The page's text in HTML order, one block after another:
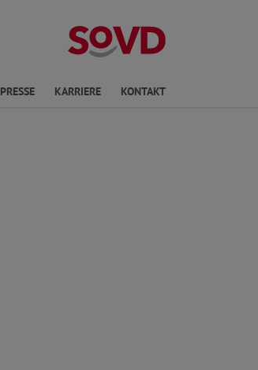
PRESSE KARRIERE KONTAKT